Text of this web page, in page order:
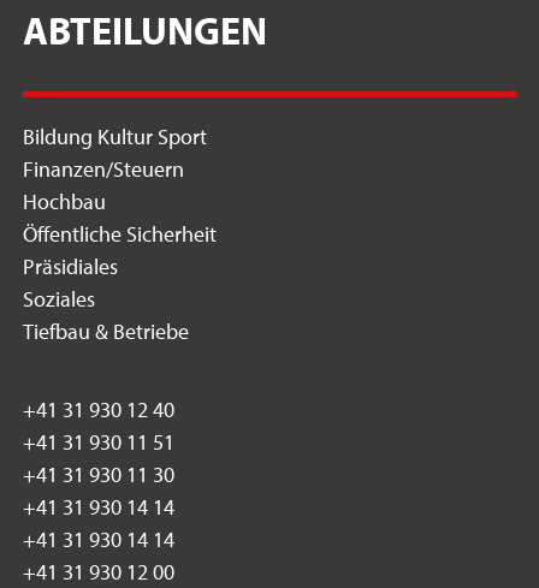
ABTEILUNGEN
Bildung Kultur Sport
Finanzen/Steuern
Hochbau
Öffentliche Sicherheit
Präsidiales
Soziales
Tiefbau & Betriebe
+41 31 930 12 40
+41 31 930 11 51
+41 31 930 11 30
+41 31 930 14 14
+41 31 930 14 14
+41 31 930 12 00